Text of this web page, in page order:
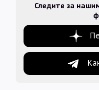
Следите за